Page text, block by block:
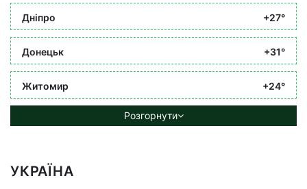
Дніпро +27°
Донецьк +31°
Житомир +24°
Розгорнути
УКРАЇНА